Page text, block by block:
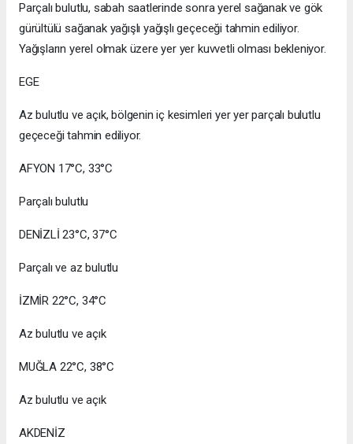
Parçalı bulutlu, sabah saatlerinde sonra yerel sağanak ve gök
gürültülü sağanak yağışlı yağışlı geçeceği tahmin ediliyor.
Yağışların yerel olmak üzere yer yer kuvvetli olması bekleniyor.
EGE
Az bulutlu ve açık, bölgenin iç kesimleri yer yer parçalı bulutlu
geçeceği tahmin ediliyor.
AFYON 17°C, 33°C
Parçalı bulutlu
DENİZLİ 23°C, 37°C
Parçalı ve az bulutlu
İZMİR 22°C, 34°C
Az bulutlu ve açık
MUĞLA 22°C, 38°C
Az bulutlu ve açık
AKDENİZ